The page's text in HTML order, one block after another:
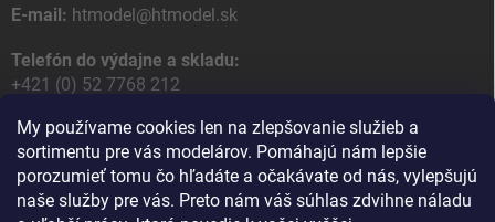
My používame cookies len na zlepšovanie služieb a
sortimentu pre vás modelárov. Pomáhajú nám lepšie
porozumieť tomu čo hľadáte a očakávate od nás, vylepšujú
naše služby pre vás. Preto nám váš súhlas zdvihne náladu
E-mail: htmodel@htmodel.sk
Telefón do výdajne a skladu:
+421 (0) 52 7768 212
Poštová / Odberná adresa:
HT model
Na letisko 49
058 01 Poprad